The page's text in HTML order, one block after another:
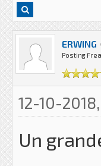
ERWING
Posting
12-10-
Un